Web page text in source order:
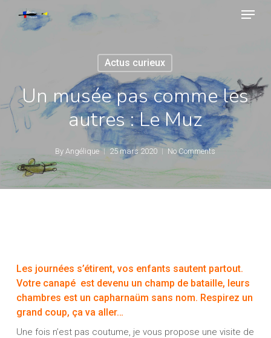
Menu
Actus curieux
Un musée pas comme les
autres : Le Muz
By Angélique 25 mars 2020 No Comments
Les journées s’étirent, vos enfants sautent partout.
Votre canapé est devenu un champ de bataille, leurs
chambres est un capharnaüm sans nom. Respirez un
grand coup, ça va aller…
Une fois n’est pas coutume, je vous propose une visite de